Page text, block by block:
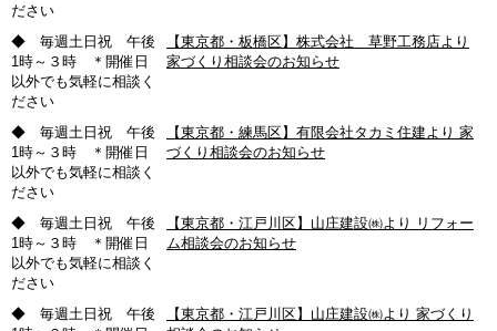
ださい
◆ 毎週土日祝 午後
1時～３時 ＊開催日
以外でも気軽に相談く
ださい
【東京都・板橋区】株式会社 草野工務店より
家づくり相談会のお知らせ
◆ 毎週土日祝 午後
1時～３時 ＊開催日
以外でも気軽に相談く
ださい
【東京都・練馬区】有限会社タカミ住建より 家
づくり相談会のお知らせ
◆ 毎週土日祝 午後
1時～３時 ＊開催日
以外でも気軽に相談く
ださい
【東京都・江戸川区】山庄建設㈱より リフォー
ム相談会のお知らせ
◆ 毎週土日祝 午後
【東京都・江戸川区】山庄建設㈱より 家づくり